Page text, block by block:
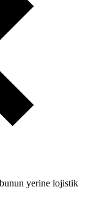
yerine lojistik